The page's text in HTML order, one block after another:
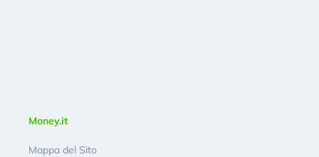
Money.it
Mappa del Sito